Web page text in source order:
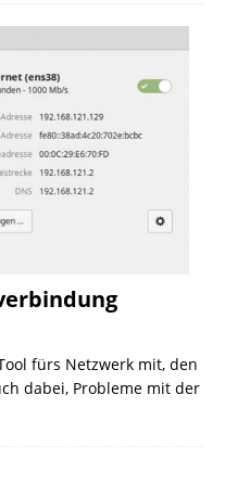
fürs Netzwerk mit, den
dabei, Probleme mit der